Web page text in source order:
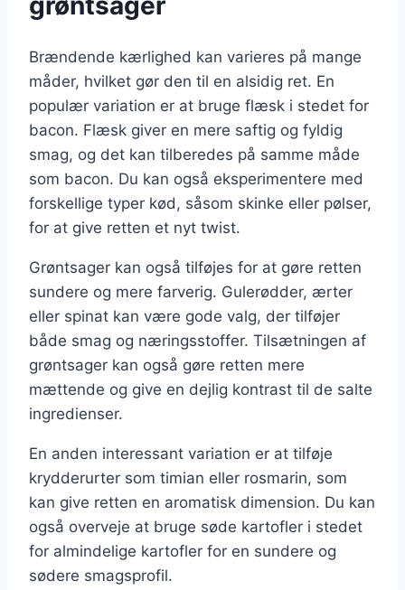
Brændende kærlighed kan varieres på mange
måder, hvilket gør den til en alsidig ret. En
populær variation er at bruge flæsk i stedet for
bacon. Flæsk giver en mere saftig og fyldig
smag, og det kan tilberedes på samme måde
som bacon. Du kan også eksperimentere med
forskellige typer kød, såsom skinke eller pølser,
for at give retten et nyt twist.
Grøntsager kan også tilføjes for at gøre retten
sundere og mere farverig. Gulerødder, ærter
eller spinat kan være gode valg, der tilføjer
både smag og næringsstoffer. Tilsætningen af
grøntsager kan også gøre retten mere
mættende og give en dejlig kontrast til de salte
ingredienser.
En anden interessant variation er at tilføje
krydderurter som timian eller rosmarin, som
kan give retten en aromatisk dimension. Du kan
også overveje at bruge søde kartofler i stedet
for almindelige kartofler for en sundere og
sødere smagsprofil.